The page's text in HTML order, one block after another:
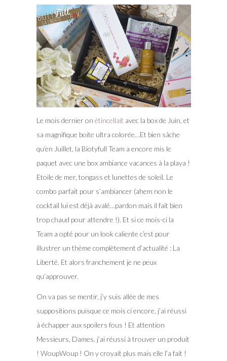
Le mois dernier on étincellait avec la box de Juin, et
sa magnifique boite ultra colorée…Et bien sâche
qu’en Juillet, la Biotyfull Team a encore mis le
paquet avec une box ambiance vacances à la playa !
Etoile de mer, tongass et lunettes de soleil. Le
combo parfait pour s’ambiancer (ahem non le
cocktail lui est déjà avalé…pardon mais il fait bien
trop chaud pour attendre !). Et si ce mois-ci la
Team a opté pour un look caliente c’est pour
illustrer un thème complètement d’actualité : La
Liberté. Et alors franchement je ne peux
qu’approuver.
On va pas se mentir, j’y suis allée de mes
suppositions puisque ce mois ci encore, j’ai réussi
à échapper aux spoilers fous ! Et attention
Messieurs, Dames, j’ai réussi à trouver un produit
! WoupWoup ! On y croyait plus mais elle l’a fait !